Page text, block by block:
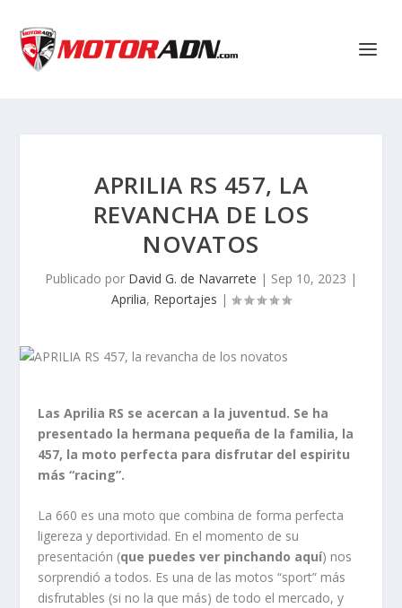
APRILIA RS 457, LA
REVANCHA DE LOS
NOVATOS
Publicado por David G. de Navarrete | Sep 10, 2023 |
Aprilia, Reportajes |
Las Aprilia RS se acercan a la juventud. Se ha
presentado la hermana pequeña de la familia, la
457, la moto perfecta para disfrutar del espiritu
más “racing”.
La 660 es una moto que combina de forma perfecta
ligereza y deportividad. En el momento de su
presentación (que puedes ver pinchando aquí) nos
sorprendió a todos. Es una de las motos “sport” más
disfrutables (si no la que más) de todo el mercado, y